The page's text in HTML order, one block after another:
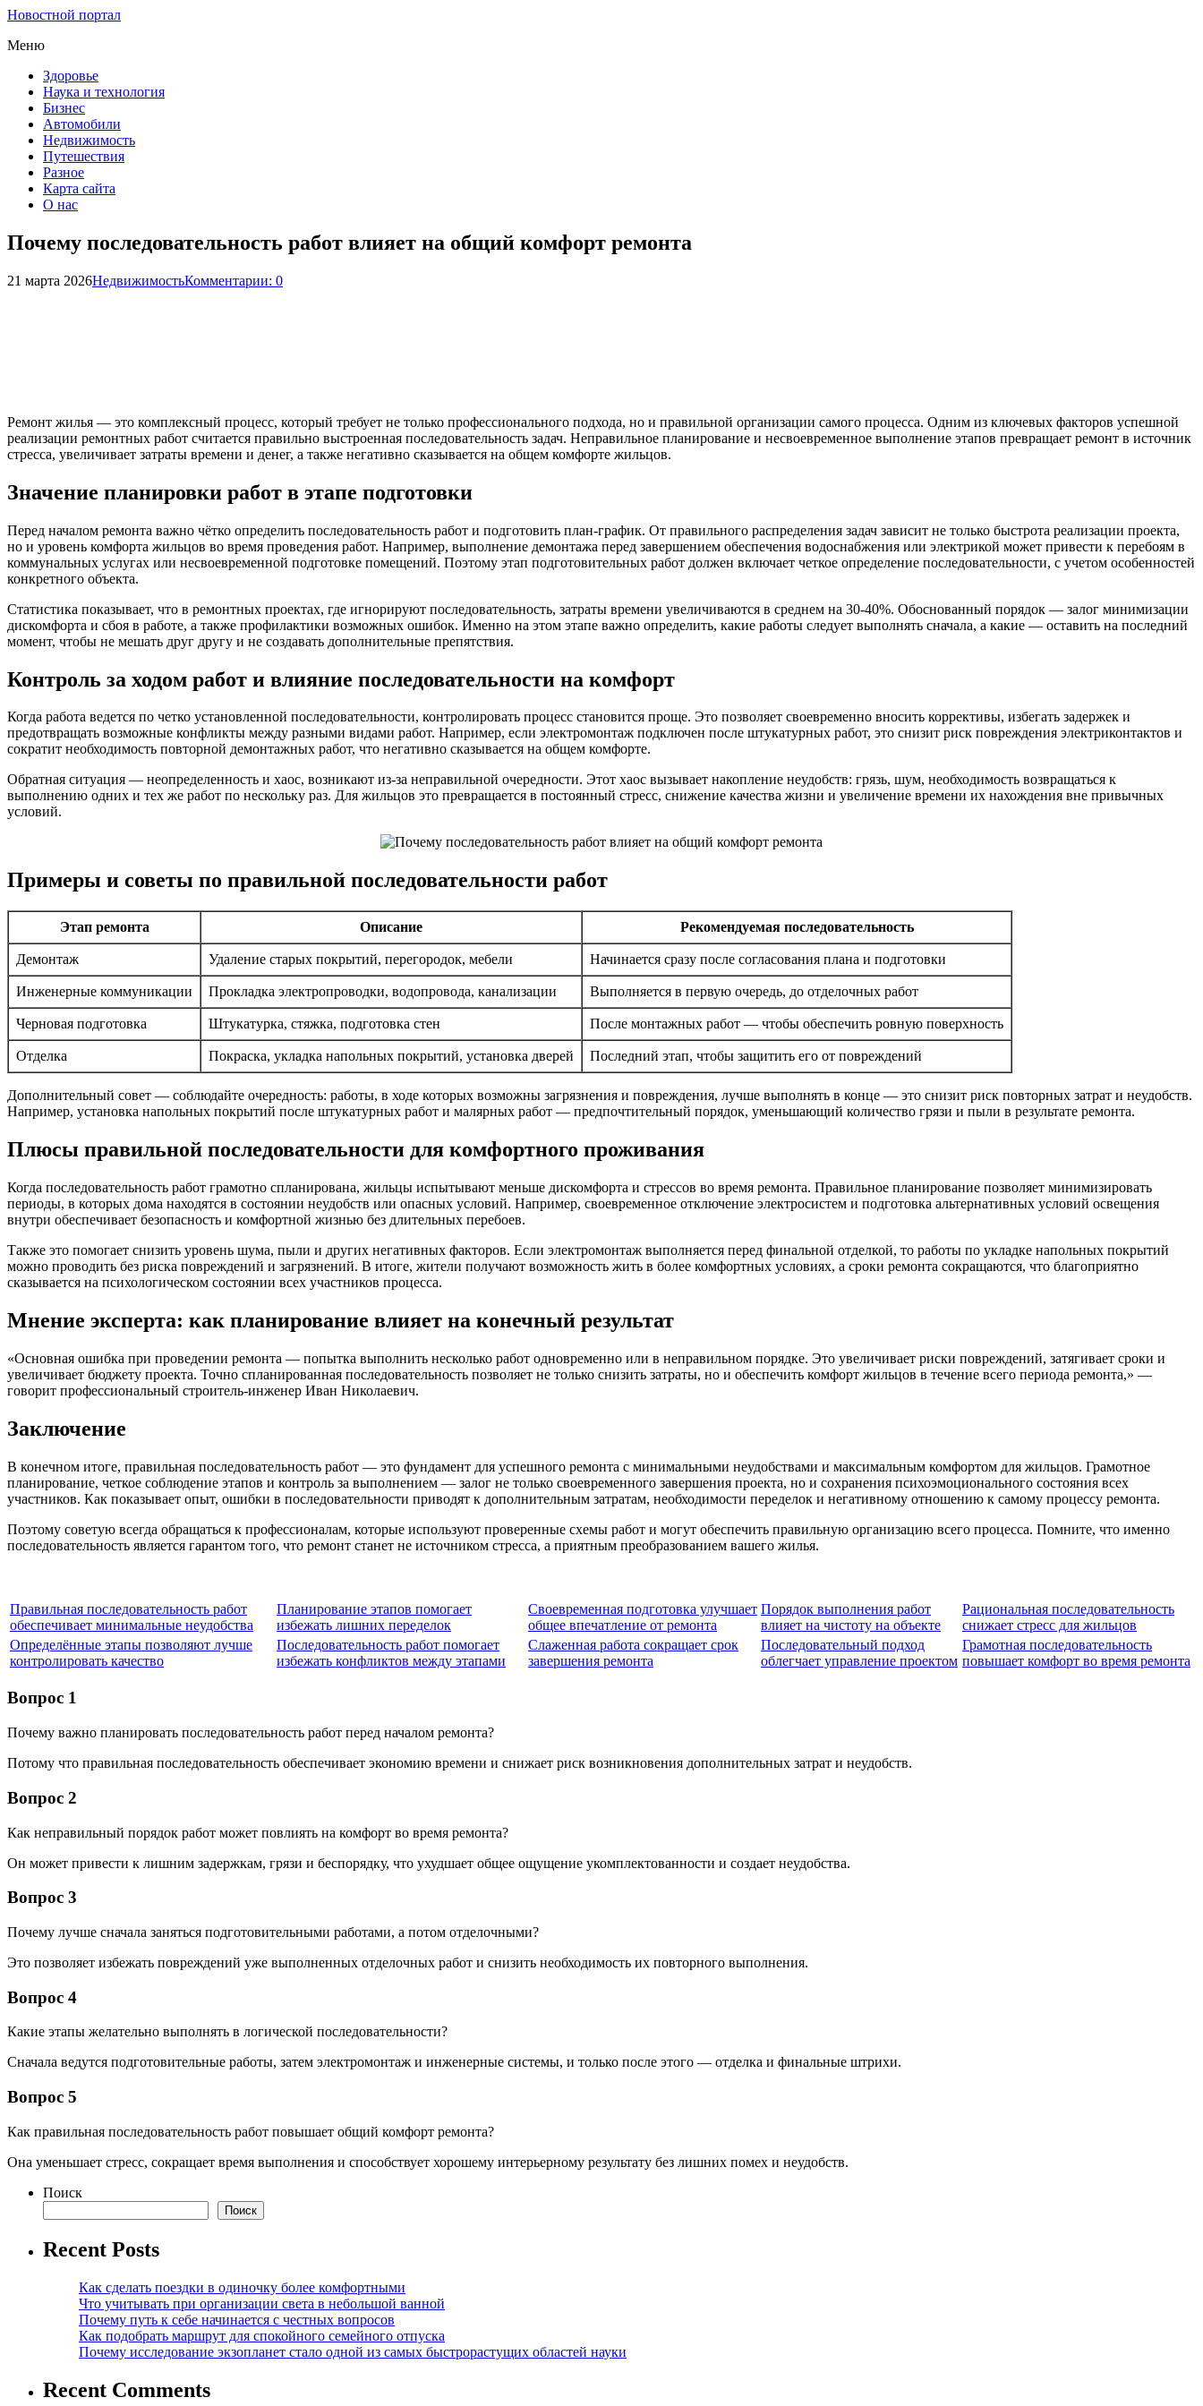
Новостной портал
Меню
Здоровье
Наука и технология
Бизнес
Автомобили
Недвижимость
Путешествия
Разное
Карта сайта
О нас
Почему последовательность работ влияет на общий комфорт ремонта
21 марта 2026НедвижимостьКомментарии: 0
Ремонт жилья — это комплексный процесс, который требует не только профессионального подхода, но и правильной организации самого процесса. Одним из ключевых факторов успешной
реализации ремонтных работ считается правильно выстроенная последовательность задач. Неправильное планирование и несвоевременное выполнение этапов превращает ремонт в источник
стресса, увеличивает затраты времени и денег, а также негативно сказывается на общем комфорте жильцов.
Значение планировки работ в этапе подготовки
Перед началом ремонта важно чётко определить последовательность работ и подготовить план-график. От правильного распределения задач зависит не только быстрота реализации проекта,
но и уровень комфорта жильцов во время проведения работ. Например, выполнение демонтажа перед завершением обеспечения водоснабжения или электрикой может привести к перебоям в
коммунальных услугах или несвоевременной подготовке помещений. Поэтому этап подготовительных работ должен включает четкое определение последовательности, с учетом особенностей
конкретного объекта.
Статистика показывает, что в ремонтных проектах, где игнорируют последовательность, затраты времени увеличиваются в среднем на 30-40%. Обоснованный порядок — залог минимизации
дискомфорта и сбоя в работе, а также профилактики возможных ошибок. Именно на этом этапе важно определить, какие работы следует выполнять сначала, а какие — оставить на последний
момент, чтобы не мешать друг другу и не создавать дополнительные препятствия.
Контроль за ходом работ и влияние последовательности на комфорт
Когда работа ведется по четко установленной последовательности, контролировать процесс становится проще. Это позволяет своевременно вносить коррективы, избегать задержек и
предотвращать возможные конфликты между разными видами работ. Например, если электромонтаж подключен после штукатурных работ, это снизит риск повреждения электриконтактов и
сократит необходимость повторной демонтажных работ, что негативно сказывается на общем комфорте.
Обратная ситуация — неопределенность и хаос, возникают из-за неправильной очередности. Этот хаос вызывает накопление неудобств: грязь, шум, необходимость возвращаться к
выполнению одних и тех же работ по нескольку раз. Для жильцов это превращается в постоянный стресс, снижение качества жизни и увеличение времени их нахождения вне привычных
условий.
Примеры и советы по правильной последовательности работ
Этап ремонта Описание Рекомендуемая последовательность
Демонтаж Удаление старых покрытий, перегородок, мебели Начинается сразу после согласования плана и подготовки
Инженерные коммуникации Прокладка электропроводки, водопровода, канализации Выполняется в первую очередь, до отделочных работ
Черновая подготовка Штукатурка, стяжка, подготовка стен После монтажных работ — чтобы обеспечить ровную поверхность
Отделка Покраска, укладка напольных покрытий, установка дверей Последний этап, чтобы защитить его от повреждений
Дополнительный совет — соблюдайте очередность: работы, в ходе которых возможны загрязнения и повреждения, лучше выполнять в конце — это снизит риск повторных затрат и неудобств.
Например, установка напольных покрытий после штукатурных работ и малярных работ — предпочтительный порядок, уменьшающий количество грязи и пыли в результате ремонта.
Плюсы правильной последовательности для комфортного проживания
Когда последовательность работ грамотно спланирована, жильцы испытывают меньше дискомфорта и стрессов во время ремонта. Правильное планирование позволяет минимизировать
периоды, в которых дома находятся в состоянии неудобств или опасных условий. Например, своевременное отключение электросистем и подготовка альтернативных условий освещения
внутри обеспечивает безопасность и комфортной жизнью без длительных перебоев.
Также это помогает снизить уровень шума, пыли и других негативных факторов. Если электромонтаж выполняется перед финальной отделкой, то работы по укладке напольных покрытий
можно проводить без риска повреждений и загрязнений. В итоге, жители получают возможность жить в более комфортных условиях, а сроки ремонта сокращаются, что благоприятно
сказывается на психологическом состоянии всех участников процесса.
Мнение эксперта: как планирование влияет на конечный результат
«Основная ошибка при проведении ремонта — попытка выполнить несколько работ одновременно или в неправильном порядке. Это увеличивает риски повреждений, затягивает сроки и
увеличивает бюджету проекта. Точно спланированная последовательность позволяет не только снизить затраты, но и обеспечить комфорт жильцов в течение всего периода ремонта,» —
говорит профессиональный строитель-инженер Иван Николаевич.
Заключение
В конечном итоге, правильная последовательность работ — это фундамент для успешного ремонта с минимальными неудобствами и максимальным комфортом для жильцов. Грамотное
планирование, четкое соблюдение этапов и контроль за выполнением — залог не только своевременного завершения проекта, но и сохранения психоэмоционального состояния всех
участников. Как показывает опыт, ошибки в последовательности приводят к дополнительным затратам, необходимости переделок и негативному отношению к самому процессу ремонта.
Поэтому советую всегда обращаться к профессионалам, которые используют проверенные схемы работ и могут обеспечить правильную организацию всего процесса. Помните, что именно
последовательность является гарантом того, что ремонт станет не источником стресса, а приятным преобразованием вашего жилья.
Правильная последовательность работ
обеспечивает минимальные неудобства
Планирование этапов помогает
избежать лишних переделок
Своевременная подготовка улучшает
общее впечатление от ремонта
Порядок выполнения работ
влияет на чистоту на объекте
Рациональная последовательность
снижает стресс для жильцов
Определённые этапы позволяют лучше
контролировать качество
Последовательность работ помогает
избежать конфликтов между этапами
Слаженная работа сокращает срок
завершения ремонта
Последовательный подход
облегчает управление проектом
Грамотная последовательность
повышает комфорт во время ремонта
Вопрос 1
Почему важно планировать последовательность работ перед началом ремонта?
Потому что правильная последовательность обеспечивает экономию времени и снижает риск возникновения дополнительных затрат и неудобств.
Вопрос 2
Как неправильный порядок работ может повлиять на комфорт во время ремонта?
Он может привести к лишним задержкам, грязи и беспорядку, что ухудшает общее ощущение укомплектованности и создает неудобства.
Вопрос 3
Почему лучше сначала заняться подготовительными работами, а потом отделочными?
Это позволяет избежать повреждений уже выполненных отделочных работ и снизить необходимость их повторного выполнения.
Вопрос 4
Какие этапы желательно выполнять в логической последовательности?
Сначала ведутся подготовительные работы, затем электромонтаж и инженерные системы, и только после этого — отделка и финальные штрихи.
Вопрос 5
Как правильная последовательность работ повышает общий комфорт ремонта?
Она уменьшает стресс, сокращает время выполнения и способствует хорошему интерьерному результату без лишних помех и неудобств.
Поиск
Поиск
Recent Posts
Как сделать поездки в одиночку более комфортными
Что учитывать при организации света в небольшой ванной
Почему путь к себе начинается с честных вопросов
Как подобрать маршрут для спокойного семейного отпуска
Почему исследование экзопланет стало одной из самых быстрорастущих областей науки
Recent Comments